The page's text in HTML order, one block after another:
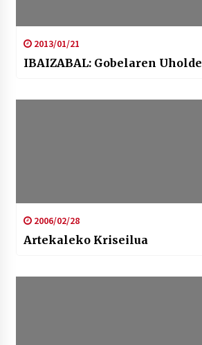
2013/01/21
IBAIZABAL: Gobelaren
2006/02/28
Artekaleko Kriseilua